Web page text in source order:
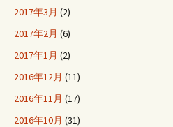
2017年3月 (2)
2017年2月 (6)
2017年1月 (2)
2016年12月 (11)
2016年11月 (17)
2016年10月 (31)